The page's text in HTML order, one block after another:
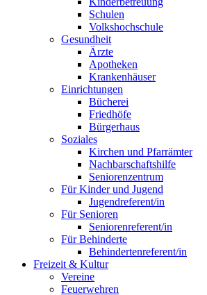
Schulen
Volkshochschule
Gesundheit
Ärzte
Apotheken
Krankenhäuser
Einrichtungen
Bücherei
Friedhöfe
Bürgerhaus
Soziales
Kirchen und Pfarrämter
Nachbarschaftshilfe
Seniorenzentrum
Für Kinder und Jugend
Jugendreferent/in
Für Senioren
Seniorenreferent/in
Für Behinderte
Behindertenreferent/in
Freizeit & Kultur
Vereine
Feuerwehren